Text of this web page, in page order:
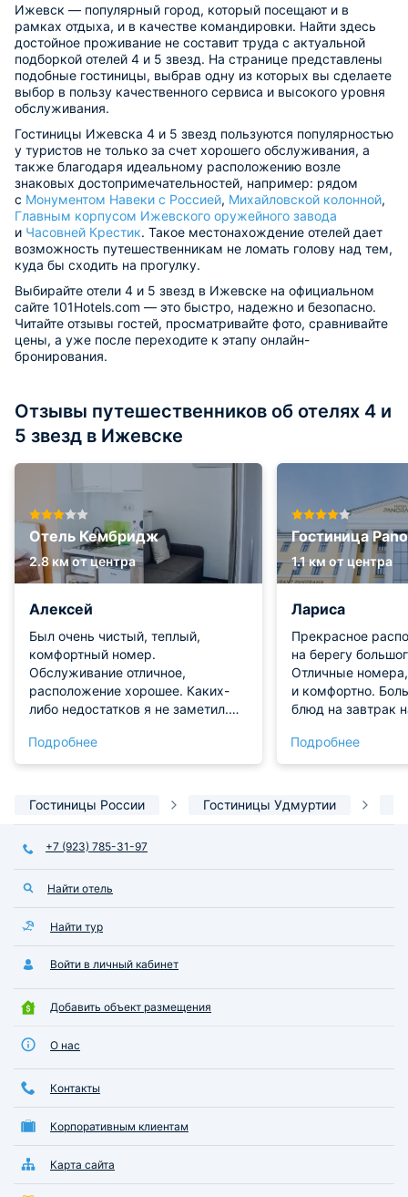
Ижевск — популярный город, который посещают и в
рамках отдыха, и в качестве командировки. Найти здесь
достойное проживание не составит труда с актуальной
подборкой отелей 4 и 5 звезд. На странице представлены
подобные гостиницы, выбрав одну из которых вы сделаете
выбор в пользу качественного сервиса и высокого уровня
обслуживания.
Гостиницы Ижевска 4 и 5 звезд пользуются популярностью
у туристов не только за счет хорошего обслуживания, а
также благодаря идеальному расположению возле
знаковых достопримечательностей, например: рядом
с Монументом Навеки с Россией, Михайловской колонной,
Главным корпусом Ижевского оружейного завода
и Часовней Крестик. Такое местонахождение отелей дает
возможность путешественникам не ломать голову над тем,
куда бы сходить на прогулку.
Выбирайте отели 4 и 5 звезд в Ижевске на официальном
сайте 101Hotels.com — это быстро, надежно и безопасно.
Читайте отзывы гостей, просматривайте фото, сравнивайте
цены, а уже после переходите к этапу онлайн-
бронирования.
Отзывы путешественников об отелях 4 и
5 звезд в Ижевске
Отель Кембридж
2.8 км от центра
Алексей
Был очень чистый, теплый,
комфортный номер.
Обслуживание отличное,
расположение хорошее. Каких-
либо недостатков я не заметил.
отелю.
Подробнее
Гостиница
1.1 км от центра
Лариса
Прекрасное
на берегу
Отличные
и комфортно.
блюд на завтрак
ресторан при
вкусно и
Подробнее
Гостиницы России Гостиницы Удмуртии
+7 (923) 785-31-97
Найти отель
Найти тур
Войти в личный кабинет
Добавить объект размещения
О нас
Контакты
Корпоративным клиентам
Карта сайта